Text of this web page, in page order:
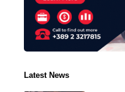
Latest News